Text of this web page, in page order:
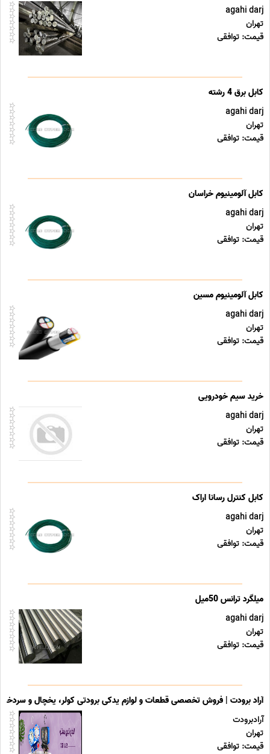
agahi darj
تهران
قیمت: توافقی
کابل برق 4 رشته
agahi darj
تهران
قیمت: توافقی
کابل آلومینیوم خراسان
agahi darj
تهران
قیمت: توافقی
کابل آلومینیوم مسین
agahi darj
تهران
قیمت: توافقی
خرید سیم خودرویی
agahi darj
تهران
قیمت: توافقی
کابل کنترل رسانا اراک
agahi darj
تهران
قیمت: توافقی
agahi darj
تهران
قیمت: توافقی
آراد برودت | فروش تخصصی قطعات و لوازم یدکی برودتی کولر، یخچال و
آرادبرودت
تهران
قیمت: توافقی